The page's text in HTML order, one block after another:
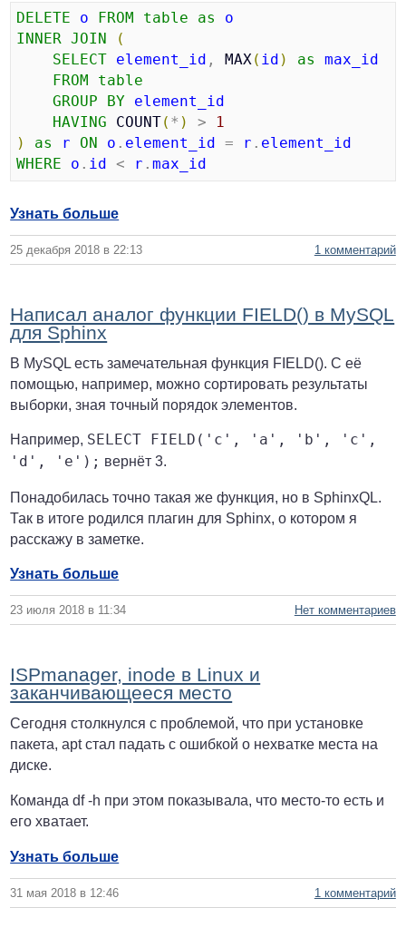
DELETE o FROM table as
o
INNER JOIN
(
SELECT
element_id , MAX( id ) as
max_id
FROM
table
GROUP
BY
element_id
HAVING
COUNT( * ) > 1
)
as r ON o . element_id = r . element_id
WHERE
o . id < r .max_id
Узнать больше
25 декабря 2018 в 22:13 1 комментарий
Написал аналог функции FIELD() в MySQL
для Sphinx
В MySQL есть замечательная функция FIELD(). С её
помощью, например, можно сортировать результаты
выборки, зная точный порядок элементов.
Например, SELECT FIELD('c', 'a', 'b', 'c',
'd', 'e'); вернёт 3.
Понадобилась точно такая же функция, но в SphinxQL.
Так в итоге родился плагин для Sphinx, о котором я
расскажу в заметке.
Узнать больше
23 июля 2018 в 11:34 Нет комментариев
ISPmanager, inode в Linux и
заканчивающееся место
Сегодня столкнулся с проблемой, что при установке
пакета, apt стал падать с ошибкой о нехватке места на
диске.
Команда df -h при этом показывала, что место-то есть и
его хватает.
Узнать больше
31 мая 2018 в 12:46 1 комментарий